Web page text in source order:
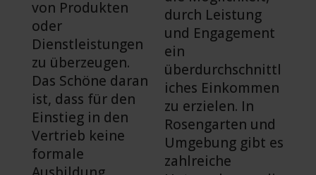
von Produkten
oder
Dienstleistungen
zu überzeugen.
Das Schöne daran
ist, dass für den
Einstieg in den
Vertrieb keine
formale
durch Leistung
und Engagement
ein
überdurchschnittl
iches Einkommen
zu erzielen. In
Rosengarten und
Umgebung gibt es
zahlreiche